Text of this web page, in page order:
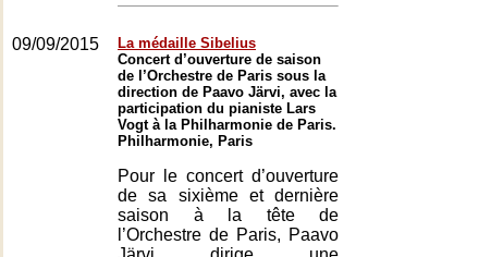
09/09/2015
La médaille Sibelius
Concert d’ouverture de saison
de l’Orchestre de Paris sous la
direction de Paavo Järvi, avec la
participation du pianiste Lars
Vogt à la Philharmonie de Paris.
Philharmonie, Paris
Pour le concert d’ouverture
de sa sixième et dernière
saison à la tête de
l’Orchestre de Paris, Paavo